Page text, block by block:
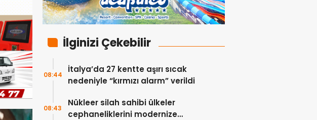
İlginizi Çekebilir
İtalya’da 27 kentte aşırı sıcak
nedeniyle “kırmızı alarm” verildi
08:44
Nükleer silah sahibi ülkeler
cephaneliklerini modernize
08:43